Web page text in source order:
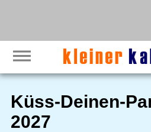
Küss-Deinen-
2027